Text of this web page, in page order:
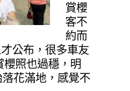
賞櫻
客不
約而
公布，很多車友
櫻照也過穩，明
花滿地，感覺不